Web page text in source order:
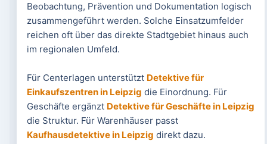
Beobachtung, Prävention und Dokumentation logisch
zusammengeführt werden. Solche Einsatzumfelder
reichen oft über das direkte Stadtgebiet hinaus auch
im regionalen Umfeld.
Für Centerlagen unterstützt Detektive für
Einkaufszentren in Leipzig die Einordnung. Für
Geschäfte ergänzt Detektive für Geschäfte in Leipzig
die Struktur. Für Warenhäuser passt
Kaufhausdetektive in Leipzig direkt dazu.